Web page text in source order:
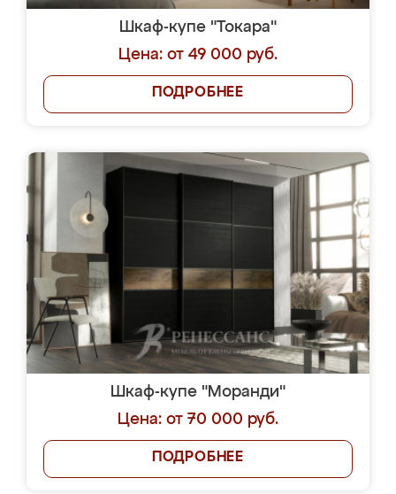
Шкаф-купе "Токара"
Цена: от 49 000 руб.
ПОДРОБНЕЕ
Шкаф-купе "Моранди"
Цена: от 70 000 руб.
ПОДРОБНЕЕ